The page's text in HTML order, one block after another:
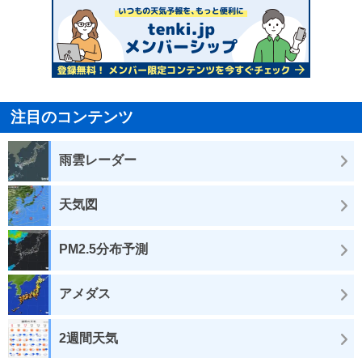
注目のコンテンツ
雨雲レーダー
天気図
PM2.5分布予測
アメダス
2週間天気